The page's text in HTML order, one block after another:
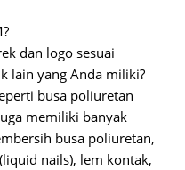
dan logo sesuai
lain yang Anda miliki?
busa poliuretan
memiliki banyak
busa poliuretan,
nails), lem kontak,